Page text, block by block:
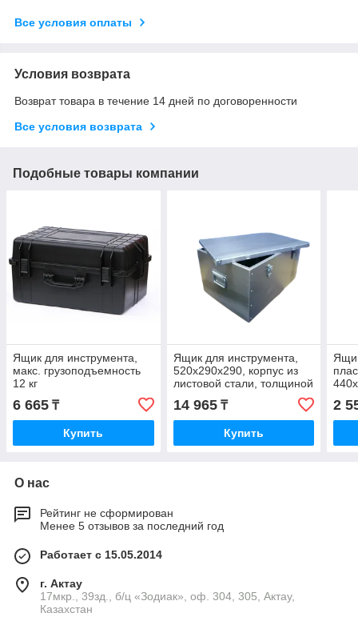
Все условия оплаты
Условия возврата
Возврат товара в течение 14 дней по договоренности
Все условия возврата
Подобные товары компании
Ящик для инструмента,
макс. грузоподъемность
12 кг
6 665 ₸
Купить
Ящик для инструмента,
520х290х290, корпус из
листовой стали, толщиной
14 965₸
Купить
2
О нас
Рейтинг не сформирован
Менее 5 отзывов за последний год
Работает с 15.05.2014
г. Актау
17мкр., 39зд., б/ц «Зодиак», оф. 304, 305, Актау,
Казахстан